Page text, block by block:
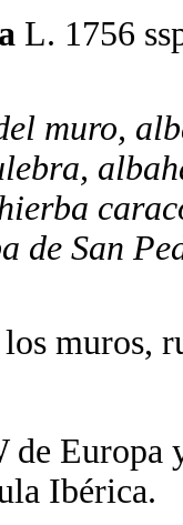
L. 1756
muro,
de San
muros,
de Europa
Ibérica.